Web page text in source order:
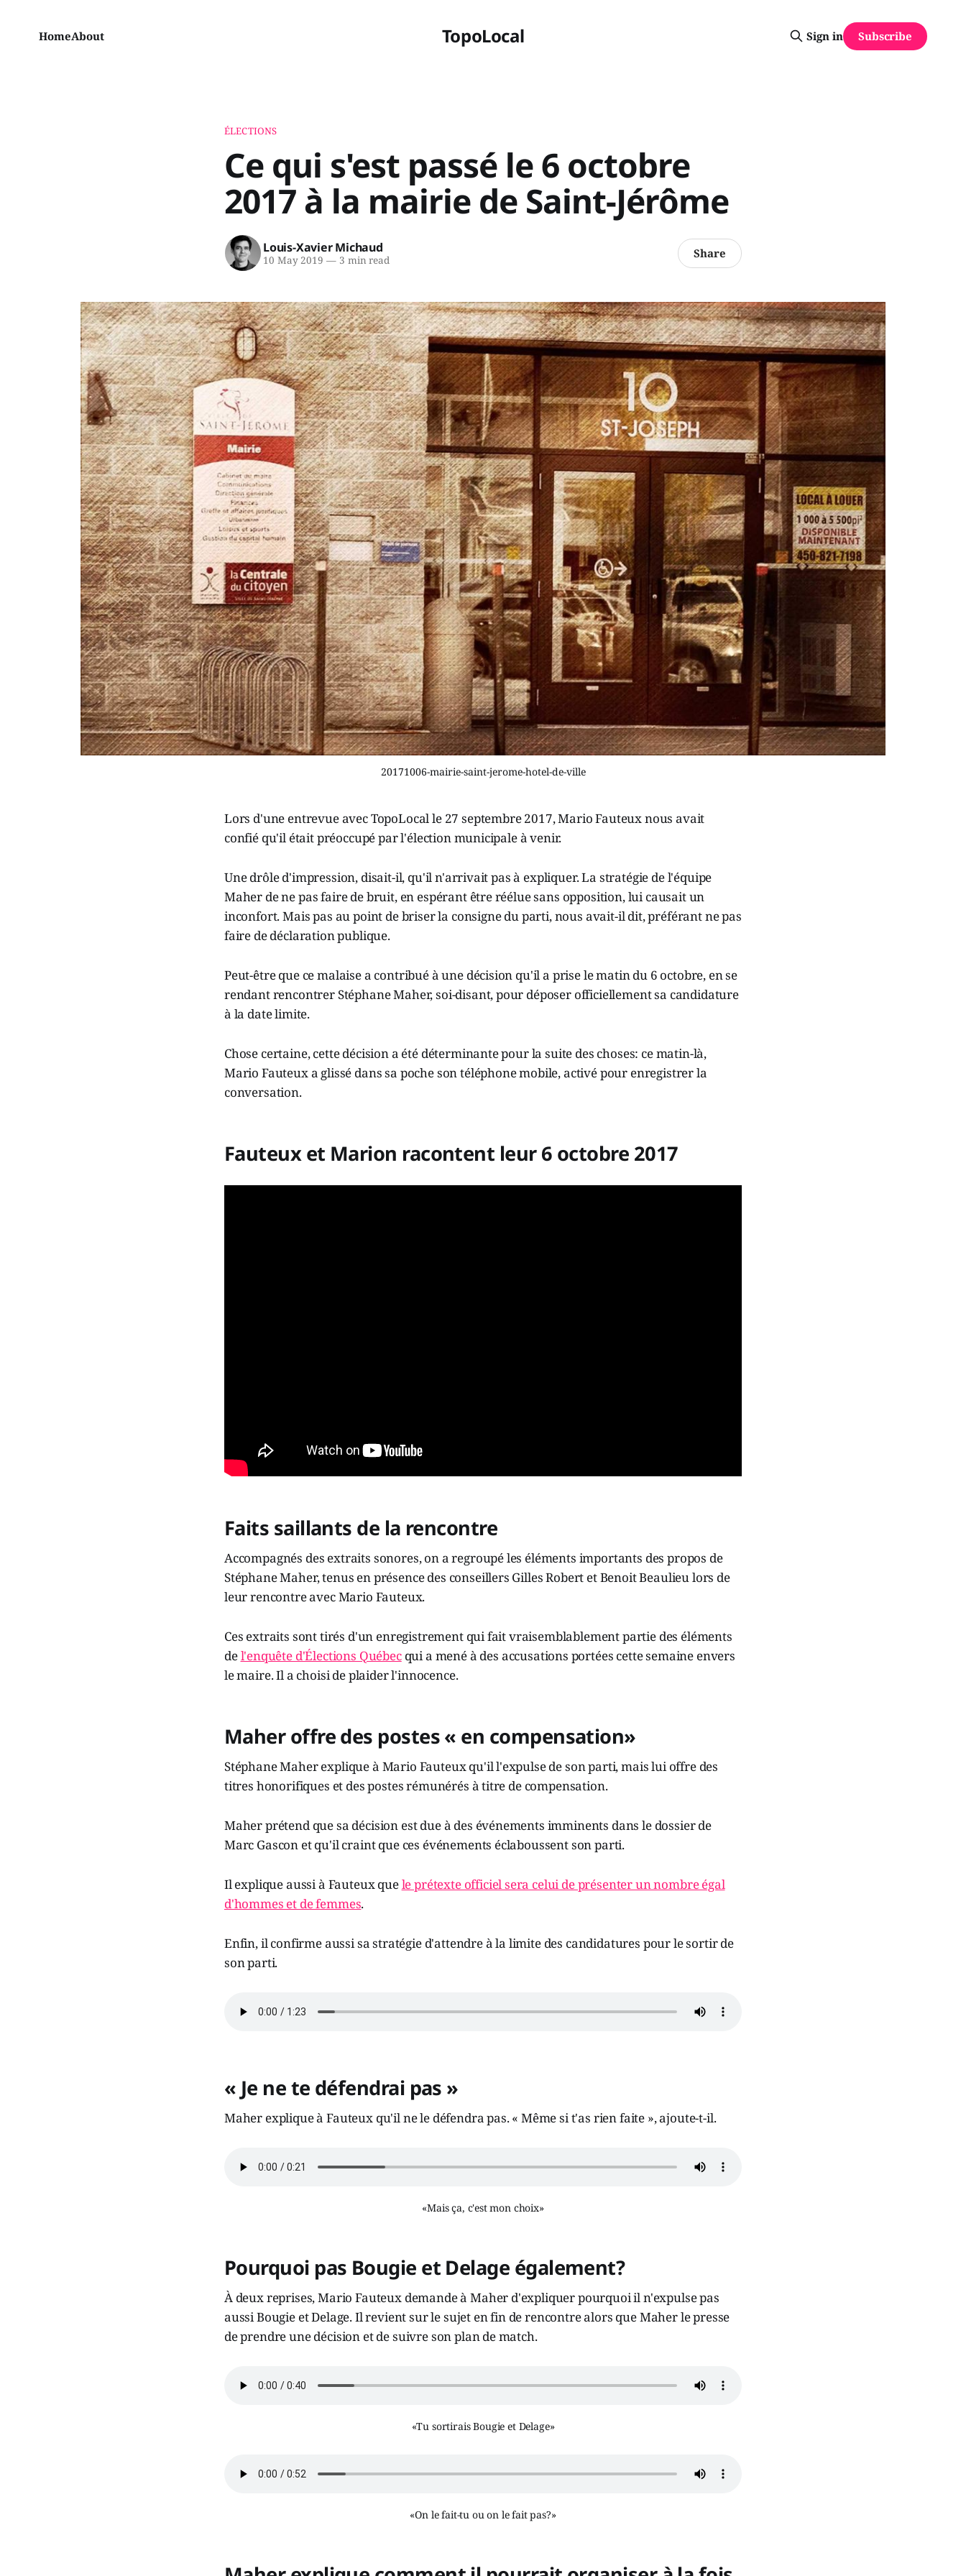
TopoLocal
HomeAbout Sign in Subscribe
ÉLECTIONS
Ce qui s'est passé le 6 octobre
2017 à la mairie de Saint-Jérôme
Louis-Xavier Michaud
10 May 2019 —3 min read Share
20171006-mairie-saint-jerome-hotel-de-ville
Lors d'une entrevue avec TopoLocal le 27 septembre 2017, Mario Fauteux nous avait
confié qu'il était préoccupé par l'élection municipale à venir.
Une drôle d'impression, disait-il, qu'il n'arrivait pas à expliquer. La stratégie de l'équipe
Maher de ne pas faire de bruit, en espérant être réélue sans opposition, lui causait un
inconfort. Mais pas au point de briser la consigne du parti, nous avait-il dit, préférant ne pas
faire de déclaration publique.
Peut-être que ce malaise a contribué à une décision qu'il a prise le matin du 6 octobre, en se
rendant rencontrer Stéphane Maher, soi-disant, pour déposer officiellement sa candidature
à la date limite.
Chose certaine, cette décision a été déterminante pour la suite des choses: ce matin-là,
Mario Fauteux a glissé dans sa poche son téléphone mobile, activé pour enregistrer la
conversation.
Fauteux et Marion racontent leur 6 octobre 2017
Faits saillants de la rencontre
Accompagnés des extraits sonores, on a regroupé les éléments importants des propos de
Stéphane Maher, tenus en présence des conseillers Gilles Robert et Benoit Beaulieu lors de
leur rencontre avec Mario Fauteux.
Ces extraits sont tirés d'un enregistrement qui fait vraisemblablement partie des éléments
del'enquête d'Élections Québecqui a mené à des accusations portées cette semaine envers
le maire. Il a choisi de plaider l'innocence.
Maher offre des postes « en compensation»
Stéphane Maher explique à Mario Fauteux qu'il l'expulse de son parti, mais lui offre des
titres honorifiques et des postes rémunérés à titre de compensation.
Maher prétend que sa décision est due à des événements imminents dans le dossier de
Marc Gascon et qu'il craint que ces événements éclaboussent son parti.
Il explique aussi à Fauteux quele prétexte officiel sera celui de présenter un nombre égal
d'hommes et de femmes.
Enfin, il confirme aussi sa stratégie d'attendre à la limite des candidatures pour le sortir de
son parti.
« Je ne te défendrai pas »
Maher explique à Fauteux qu'il ne le défendra pas. « Même si t'as rien faite », ajoute-t-il.
«Mais ça, c'est mon choix»
Pourquoi pas Bougie et Delage également?
À deux reprises, Mario Fauteux demande à Maher d'expliquer pourquoi il n'expulse pas
aussi Bougie et Delage. Il revient sur le sujet en fin de rencontre alors que Maher le presse
de prendre une décision et de suivre son plan de match.
«Tu sortirais Bougie et Delage»
«On le fait-tu ou on le fait pas?»